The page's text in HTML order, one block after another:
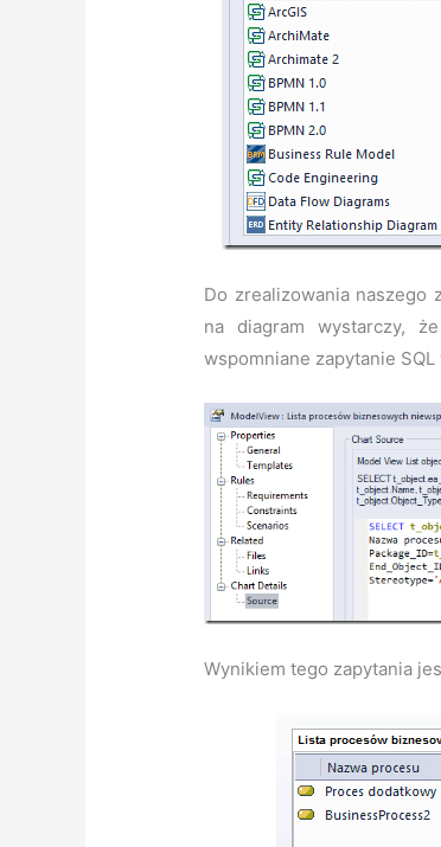
Do zrealizowania naszego
na diagram wystarczy,
wspomniane zapytanie
Wynikiem tego zapytania